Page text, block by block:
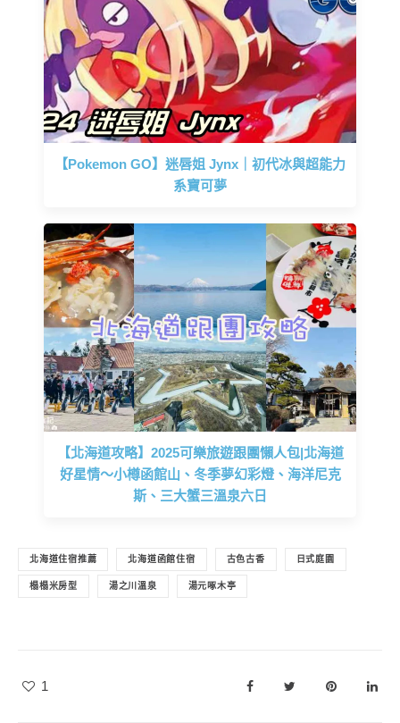
【Pokemon GO】迷唇姐 Jynx｜初代冰與超能力
系寶可夢
【北海道攻略】2025可樂旅遊跟團懶人包|北海道
好星情～小樽函館山、冬季夢幻彩燈、海洋尼克
斯、三大蟹三溫泉六日
北海道住宿推薦 北海道函館住宿 古色古香 日式庭園
榻榻米房型 湯之川溫泉 湯元啄木亭
1